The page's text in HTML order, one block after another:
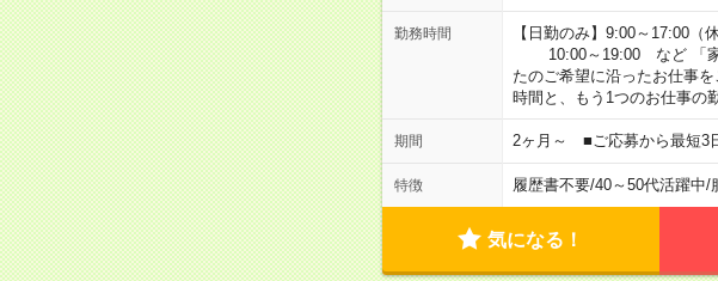
勤務時間
【日勤のみ】9:00～17:00
10:00～19:00 など 「家族
たのご希望に沿ったお仕事
時間と、もう1つのお仕事の
期間 2ヶ月～ ■ご応募から最短3
特徴 履歴書不要/40～50代活躍中/
気になる！